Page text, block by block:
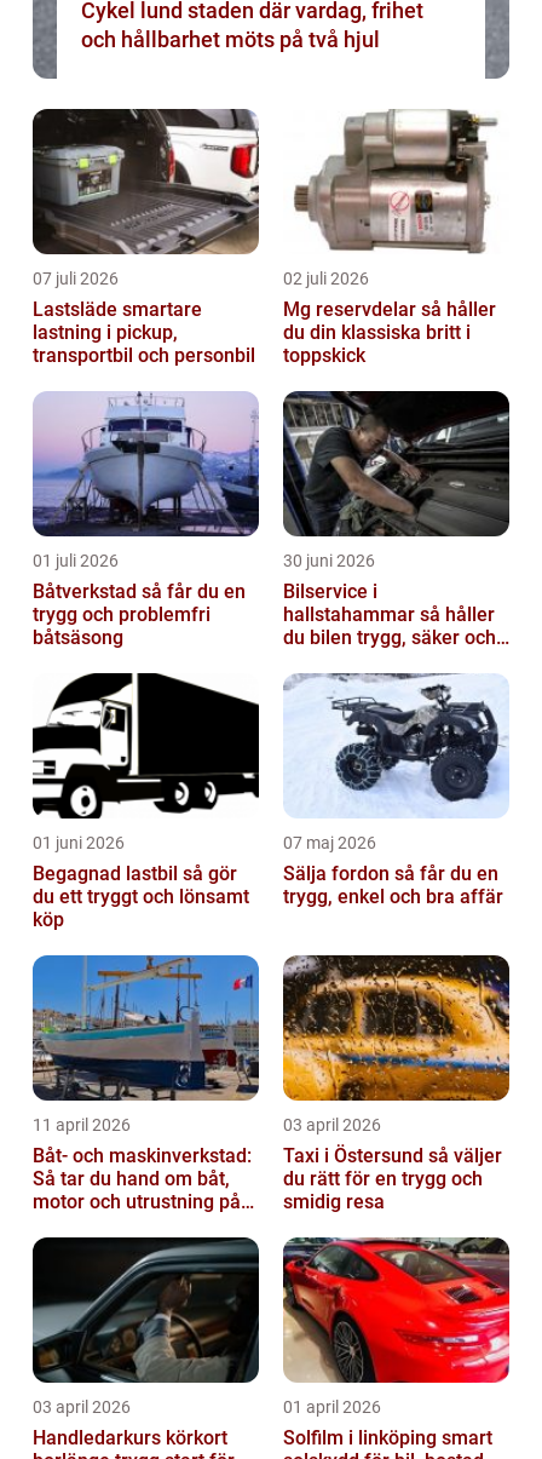
Cykel lund staden där vardag, frihet
och hållbarhet möts på två hjul
07 juli 2026
Lastsläde smartare
lastning i pickup,
transportbil och personbil
02 juli 2026
Mg reservdelar så håller
du din klassiska britt i
toppskick
01 juli 2026
Båtverkstad så får du en
trygg och problemfri
båtsäsong
30 juni 2026
Bilservice i
hallstahammar så håller
du bilen trygg, säker och
01 juni 2026
Begagnad lastbil så gör
du ett tryggt och lönsamt
köp
07 maj 2026
Sälja fordon så får du en
trygg, enkel och bra affär
11 april 2026
Båt- och maskinverkstad:
Så tar du hand om båt,
motor och utrustning på
03 april 2026
Taxi i Östersund så väljer
du rätt för en trygg och
smidig resa
03 april 2026
Handledarkurs körkort
01 april 2026
Solfilm i linköping smart